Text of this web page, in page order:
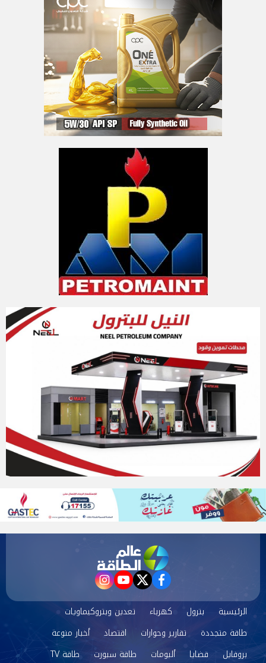
facebook
twitter
youtube
instagram
الرئيسية بترول كهرباء
تعدين وبتروكيماويات
طاقة متجددة
تقارير وحوارات اقتصاد
أخبار منوعة
بروفايل
قضايا ألبومات طاقة سبورت طاقة TV